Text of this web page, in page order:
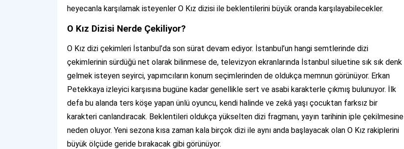
heyecanla karşılamak isteyenler O Kız dizisi ile beklentilerini büyük oranda karşılayabilecekler.
O Kız Dizisi Nerde Çekiliyor?
O Kız dizi çekimleri İstanbul’da son sürat devam ediyor. İstanbul’un hangi semtlerinde dizi
çekimlerinin sürdüğü net olarak bilinmese de, televizyon ekranlarında İstanbul siluetine sık sık denk
gelmek isteyen seyirci, yapımcıların konum seçimlerinden de oldukça memnun görünüyor. Erkan
Petekkaya izleyici karşısına bugüne kadar genellikle sert ve asabi karakterle çıkmış bulunuyor. İlk
defa bu alanda ters köşe yapan ünlü oyuncu, kendi halinde ve zekâ yaşı çocuktan farksız bir
karakteri canlandıracak. Beklentileri oldukça yükselten dizi fragmanı, yayın tarihinin iple çekilmesine
neden oluyor. Yeni sezona kısa zaman kala birçok dizi ile aynı anda başlayacak olan O Kız rakiplerini
büyük ölçüde geride bırakacak gibi görünüyor.